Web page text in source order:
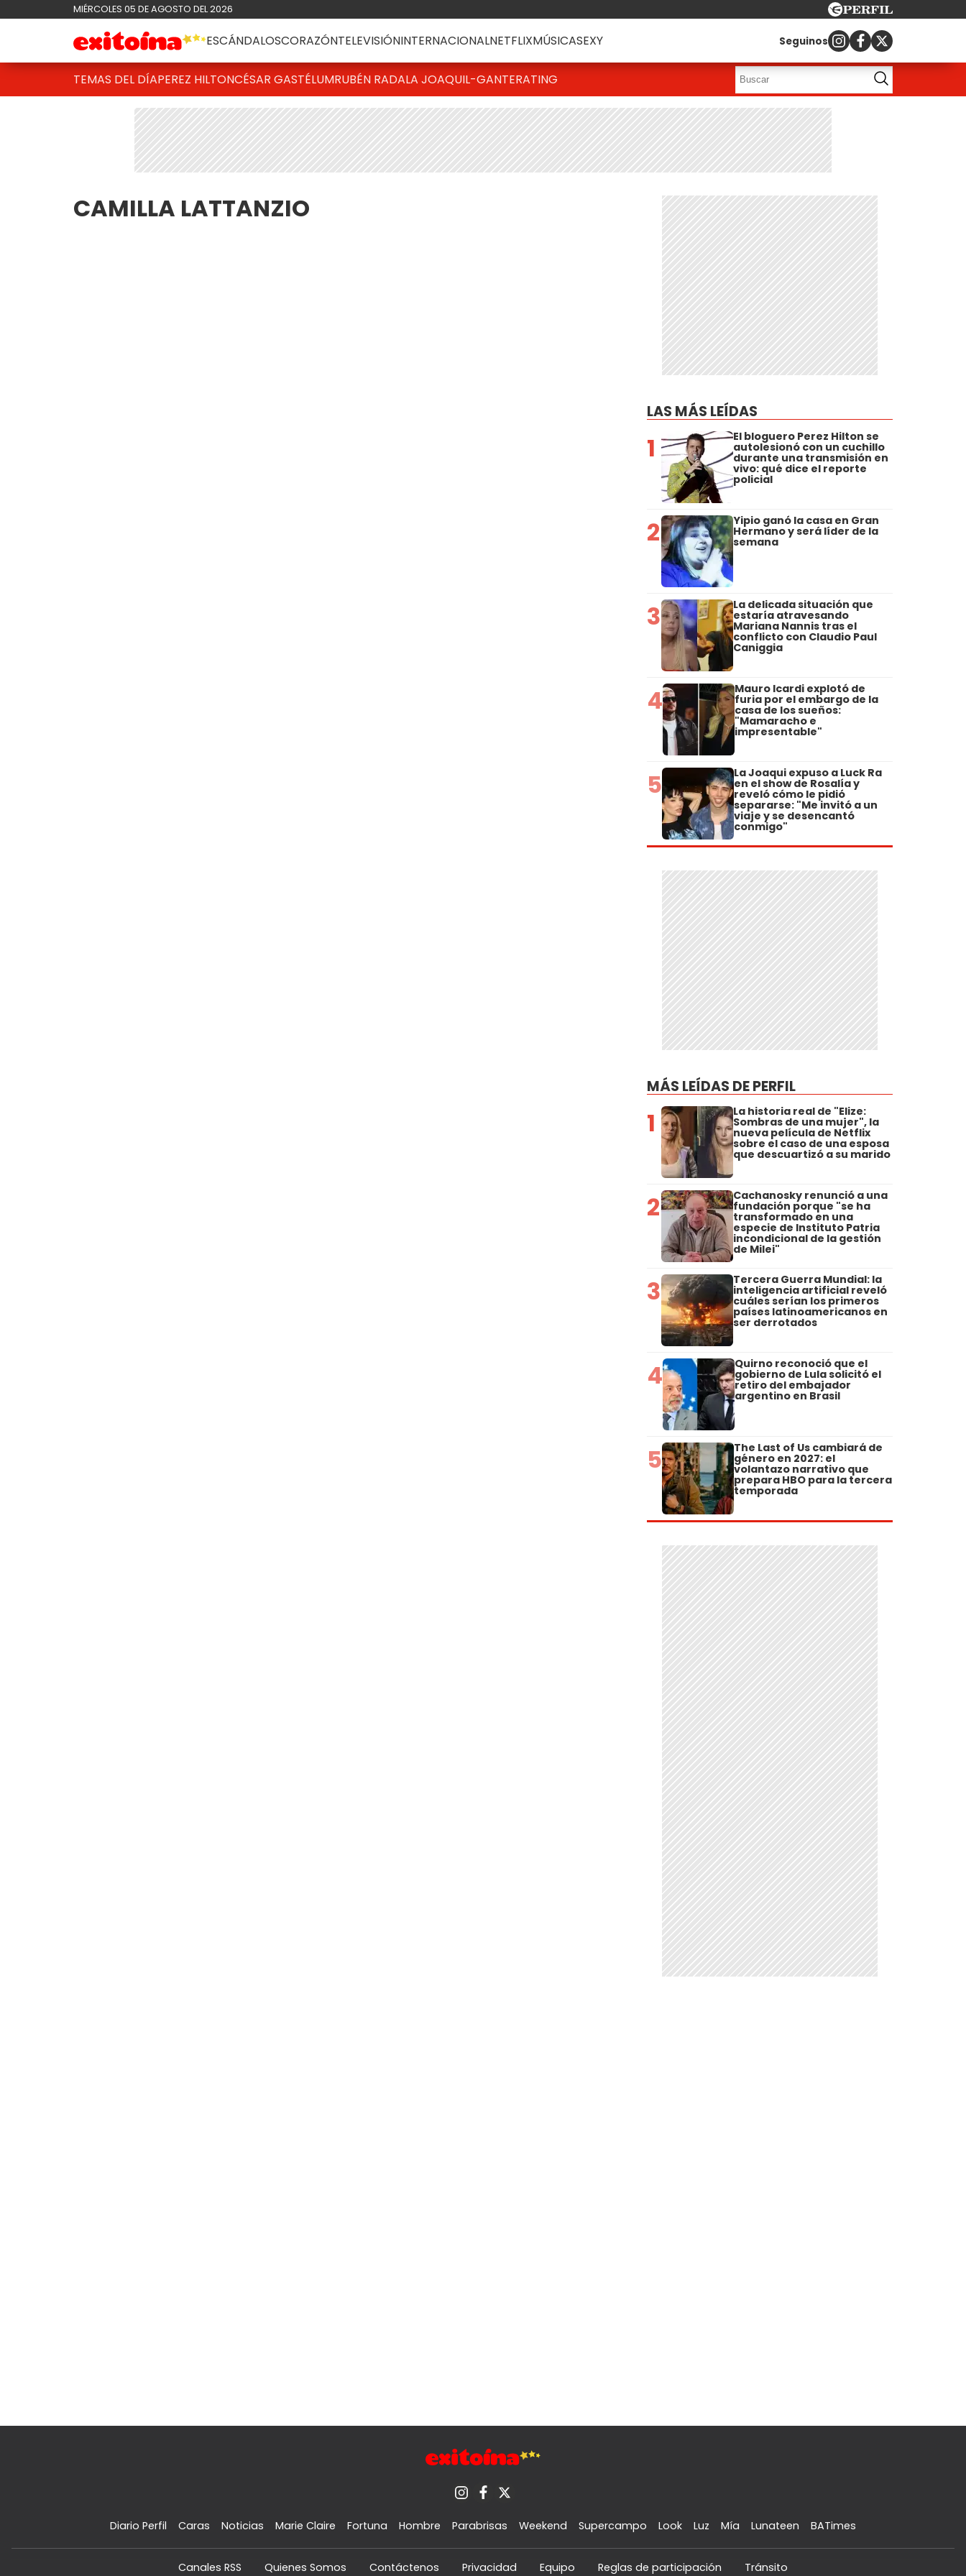
MIÉRCOLES 05 DE AGOSTO DEL 2026
ESCÁNDALOSCORAZÓNTELEVISIÓNINTERNACIONALNETFLIXMÚSICASEXY Seguinos
TEMAS DEL DÍAPEREZ HILTONCÉSAR GASTÉLUMRUBÉN RADALA JOAQUIL-GANTERATING
CAMILLA LATTANZIO
LAS MÁS LEÍDAS
1 El bloguero Perez Hilton se
autolesionó con un cuchillo
durante una transmisión en
vivo: qué dice el reporte
policial
2 Yipio ganó la casa en Gran
Hermano y será líder de la
semana
3 La delicada situación que
estaría atravesando
Mariana Nannis tras el
conflicto con Claudio Paul
Caniggia
4 Mauro Icardi explotó de
furia por el embargo de la
casa de los sueños:
"Mamaracho e
impresentable"
5 La Joaqui expuso a Luck Ra
en el show de Rosalía y
reveló cómo le pidió
separarse: "Me invitó a un
viaje y se desencantó
conmigo"
MÁS LEÍDAS DE PERFIL
1 La historia real de "Elize:
Sombras de una mujer", la
nueva película de Netflix
sobre el caso de una esposa
que descuartizó a su marido
2 Cachanosky renunció a una
fundación porque "se ha
transformado en una
especie de Instituto Patria
incondicional de la gestión
de Milei"
3 Tercera Guerra Mundial: la
inteligencia artificial reveló
cuáles serían los primeros
países latinoamericanos en
ser derrotados
4 Quirno reconoció que el
gobierno de Lula solicitó el
retiro del embajador
argentino en Brasil
5 The Last of Us cambiará de
género en 2027: el
volantazo narrativo que
prepara HBO para la tercera
temporada
Diario Perfil Caras Noticias Marie Claire Fortuna Hombre Parabrisas Weekend Supercampo Look Luz Mía Lunateen BATimes
Canales RSS Quienes Somos Contáctenos Privacidad Equipo Reglas de participación Tránsito